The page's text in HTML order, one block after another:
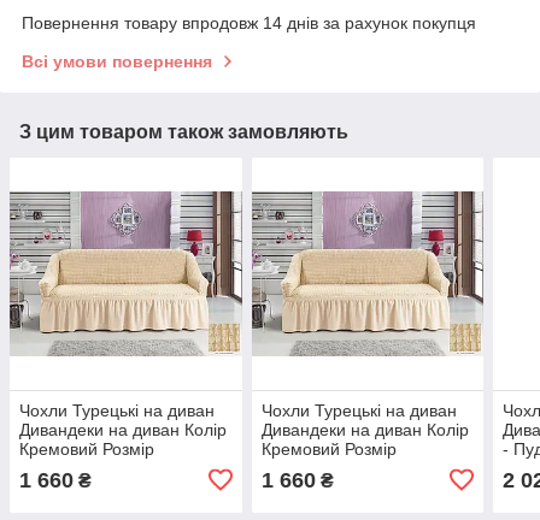
Повернення товару впродовж 14 днів за рахунок покупця
Всі умови повернення
З цим товаром також замовляють
Чохли Турецькі на диван
Дивандеки на диван Колір
Кремовий Розмір
1 660 ₴
Чохли Турецькі на диван
Дивандеки на диван Колір
Кремовий Розмір
1 660₴
-
2